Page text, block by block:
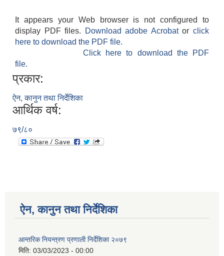
It appears your Web browser is not configured to
display PDF files.
Download adobe Acrobatorclick
here to download the PDF file.
Click here to download the PDF
file.
प्रकार:
ऐन, कानुन तथा निर्देशिका
आर्थिक वर्ष:
७९/८०
ऐन, कानुन तथा निर्देशिका
आन्तरिक नियन्त्रण प्रणाली निर्देशिका २०७९
मिति: 03/03/2023 - 00:00